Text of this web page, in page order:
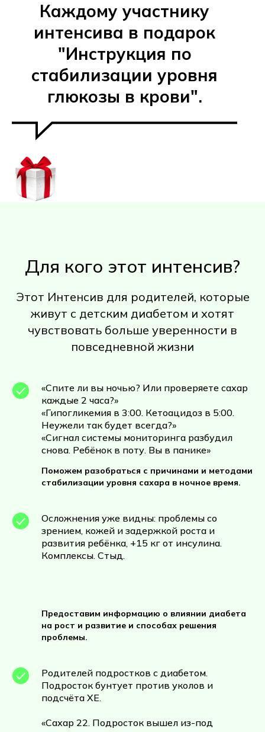
Каждому участнику
интенсива в подарок
"Инструкция по
стабилизации уровня
глюкозы в крови".
Для кого этот интенсив?
Этот Интенсив для родителей, которые
живут с детским диабетом и хотят
чувствовать больше уверенности в
повседневной жизни
«Спите ли вы ночью? Или проверяете сахар
каждые 2 часа?»
«Гипогликемия в 3:00. Кетоацидоз в 5:00.
Неужели так будет всегда?»
«Сигнал системы мониторинга разбудил
снова. Ребёнок в поту. Вы в панике»
Поможем разобраться с причинами и методами
стабилизации уровня сахара в ночное время.
Осложнения уже видны: проблемы со
зрением, кожей и задержкой роста и
развития ребёнка, +15 кг от инсулина.
Комплексы. Стыд.
Предоставим информацию о влиянии диабета
на рост и развитие и способах решения
проблемы.
Родителей подростков с диабетом.
Подросток бунтует против уколов и
подсчёта ХЕ.
«Сахар 22. Подросток вышел из-под